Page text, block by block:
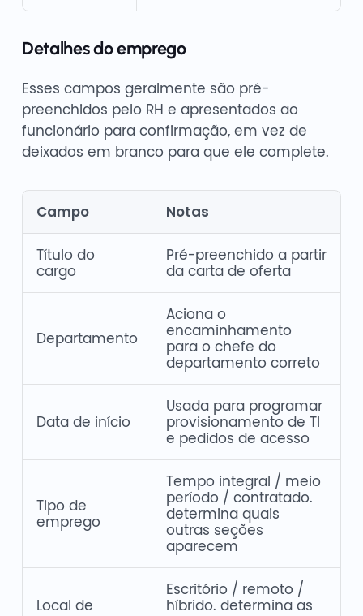
Detalhes do emprego
Esses campos geralmente são pré-
preenchidos pelo RH e apresentados ao
funcionário para confirmação, em vez de
deixados em branco para que ele complete.
Campo Notas
Título do
cargo
Pré-preenchido a partir
da carta de oferta
Departamento
Aciona o
encaminhamento
para o chefe do
departamento correto
Data de início
Usada para programar
provisionamento de TI
e pedidos de acesso
Tipo de
emprego
Tempo integral / meio
período / contratado.
determina quais
outras seções
aparecem
Local de
Escritório / remoto /
híbrido. determina as